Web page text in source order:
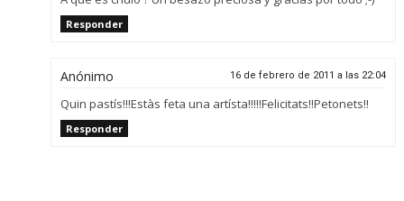
Responder
Anónimo 16 de febrero de 2011 a las 22:04
Quin pastís!!!Estàs feta una artísta!!!!!Felicitats!!Petonets!!
Responder